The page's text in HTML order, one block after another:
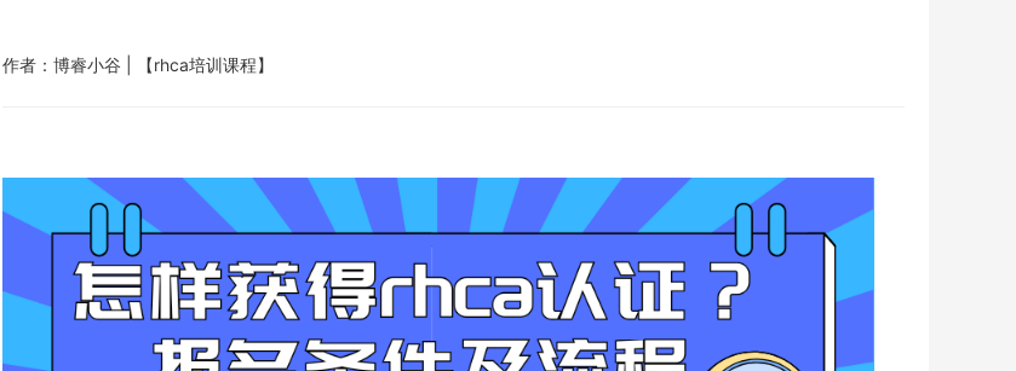
作者：博睿小谷 | 【rhca培训课程】